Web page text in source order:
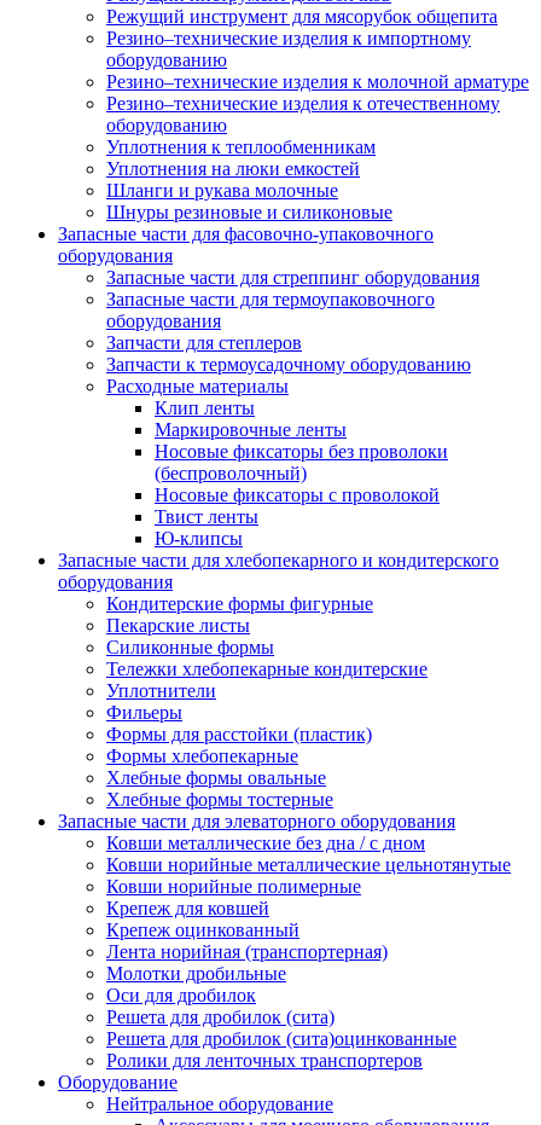
Режущий инструмент для мясорубок общепита
Резино–технические изделия к импортному
оборудованию
Резино–технические изделия к молочной арматуре
Резино–технические изделия к отечественному
оборудованию
Уплотнения к теплообменникам
Уплотнения на люки емкостей
Шланги и рукава молочные
Шнуры резиновые и силиконовые
Запасные части для фасовочно-упаковочного
оборудования
Запасные части для стреппинг оборудования
Запасные части для термоупаковочного
оборудования
Запчасти для степлеров
Запчасти к термоусадочному оборудованию
Расходные материалы
Клип ленты
Маркировочные ленты
Носовые фиксаторы без проволоки
(беспроволочный)
Носовые фиксаторы с проволокой
Твист ленты
Ю-клипсы
Запасные части для хлебопекарного и кондитерского
оборудования
Кондитерские формы фигурные
Пекарские листы
Силиконные формы
Тележки хлебопекарные кондитерские
Уплотнители
Фильеры
Формы для расстойки (пластик)
Формы хлебопекарные
Хлебные формы овальные
Хлебные формы тостерные
Запасные части для элеваторного оборудования
Ковши металлические без дна / с дном
Ковши норийные металлические цельнотянутые
Ковши норийные полимерные
Крепеж для ковшей
Крепеж оцинкованный
Лента норийная (транспортерная)
Молотки дробильные
Оси для дробилок
Решета для дробилок (сита)
Решета для дробилок (сита)оцинкованные
Ролики для ленточных транспортеров
Оборудование
Нейтральное оборудование